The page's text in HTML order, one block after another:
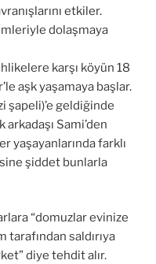
etkiler.
dolaşmaya
karşı köyün 18
aşk yaşamaya başlar.
şapeli)’e geldiğinde
Sami’den
yaşayanlarında farklı
şiddet bunlarla
“domuzlar evinize
tarafından saldırıya
diye tehdit alır.